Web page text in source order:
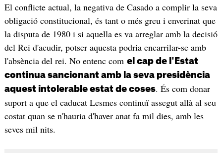
El conflicte actual, la negativa de Casado a complir la seva
obligació constitucional, és tant o més greu i enverinat que
la disputa de 1980 i si aquella es va arreglar amb la decisió
del Rei d'acudir, potser aquesta podria encarrilar-se amb
l'absència del rei. No entenc com el cap de l'Estat
continua sancionant amb la seva presidència
aquest intolerable estat de coses. És com donar
suport a que el caducat Lesmes continuï assegut allà al seu
costat quan se n'hauria d'haver anat fa mil dies, amb les
seves mil nits.